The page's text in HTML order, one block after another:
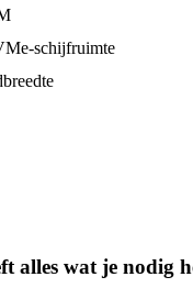
schijfruimte
alles wat je nodig